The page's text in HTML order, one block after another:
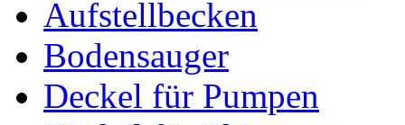
Aufstellbecken
Bodensauger
Deckel für Pumpen